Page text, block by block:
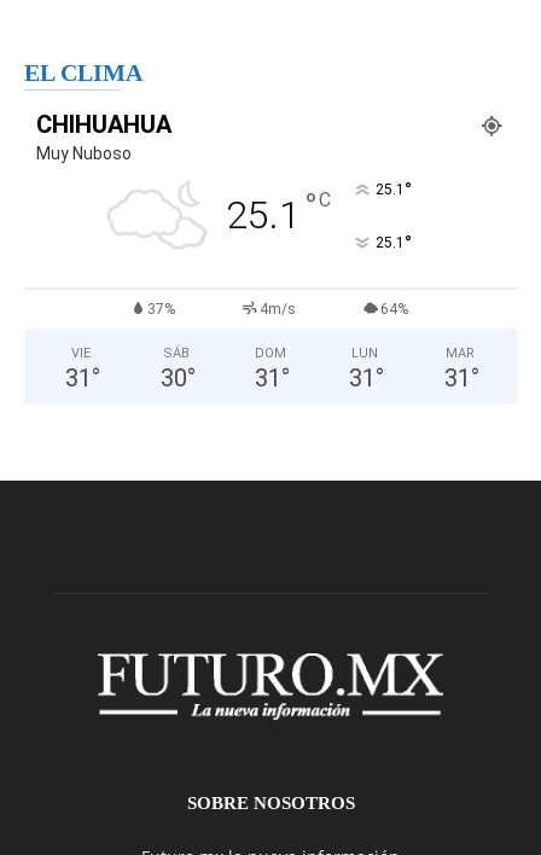
EL CLIMA
CHIHUAHUA
Muy Nuboso
25.1 °C 25.1 °
25.1 °
37% 4m/s 64%
VIE
31 °
SÁB
30°
DOM
31 °
LUN
31 °
MAR
31 °
SOBRE NOSOTROS